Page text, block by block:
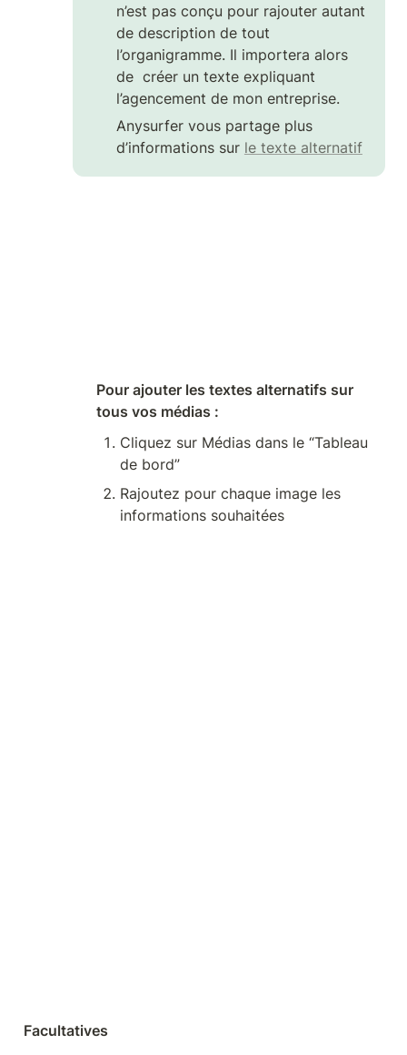
n’est pas conçu pour rajouter autant
de description de tout
l’organigramme. Il importera alors
de  créer un texte expliquant
l’agencement de mon entreprise.
Anysurfer vous partage plus
d’informations sur le texte alternatif
Pour ajouter les textes alternatifs sur
tous vos médias :
Cliquez sur Médias dans le “Tableau
de bord”
Rajoutez pour chaque image les
informations souhaitées
Facultatives